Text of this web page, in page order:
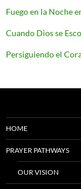
Fuego en la Noche
Cuando Dios se
Persiguiendo el
HOME
PRAYER PATHWAYS
OUR VISION